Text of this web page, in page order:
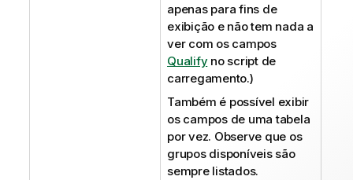
apenas para fins de
exibição e não tem nada a
ver com os campos
Qualifyno script de
carregamento.)
Também é possível exibir
os campos de uma tabela
por vez. Observe que os
grupos disponíveis são
sempre listados.